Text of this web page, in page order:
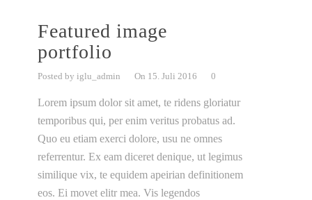
Featured image
portfolio
Posted by iglu_admin On 15. Juli 2016 0
Lorem ipsum dolor sit amet, te ridens gloriatur
temporibus qui, per enim veritus probatus ad.
Quo eu etiam exerci dolore, usu ne omnes
referrentur. Ex eam diceret denique, ut legimus
similique vix, te equidem apeirian definitionem
eos. Ei movet elitr mea. Vis legendos